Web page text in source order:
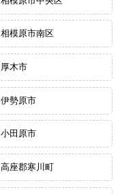
相模原市南区
厚木市
伊勢原市
小田原市
高座郡寒川町